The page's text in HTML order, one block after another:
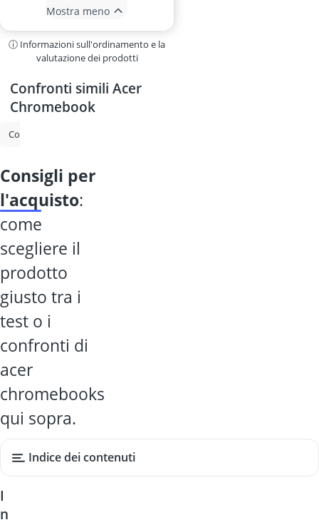
Mostra meno
ⓘ Informazioni sull'ordinamento e la
valutazione dei prodotti
Confronti simili Acer
Chromebook
computer portatile Dell
consigli per
l'acquisto:
come
scegliere il
prodotto
giusto tra i
test o i
confronti di
acer
chromebooks
qui sopra.
Indice dei contenuti
I
n